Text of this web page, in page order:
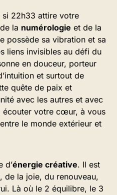
si 22h33 attire votre
la numérologie et de la
possède sa vibration et sa
liens invisibles au défi du
en douceur, porteur
et surtout de
quête de paix et
avec les autres et avec
écouter votre cœur, à vous
le monde extérieur et
d’énergie créative. Il est
de la joie, du renouveau,
Là où le 2 équilibre, le 3